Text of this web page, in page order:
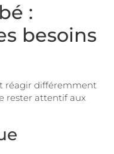
:
besoins
réagir différemment
rester attentif aux